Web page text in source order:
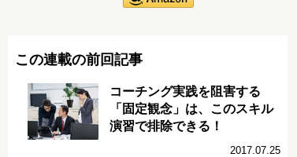
この連載の前回記事
コーチング実践を阻害する
「固定観念」は、このスキル
演習で排除できる！
2017.07.25